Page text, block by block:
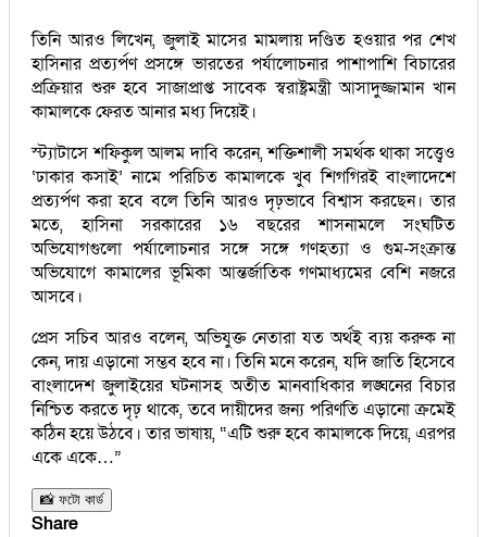
তিনি আরও লিখেন, জুলাই মাসের মামলায় দণ্ডিত হওয়ার পর শেখ
হাসিনার প্রত্যর্পণ প্রসঙ্গে ভারতের পর্যালোচনার পাশাপাশি বিচারের
প্রক্রিয়ার শুরু হবে সাজাপ্রাপ্ত সাবেক স্বরাষ্ট্রমন্ত্রী আসাদুজ্জামান খান
কামালকে ফেরত আনার মধ্য দিয়েই।
স্ট্যাটাসে শফিকুল আলম দাবি করেন, শক্তিশালী সমর্থক থাকা সত্ত্বেও
‘ঢাকার কসাই’ নামে পরিচিত কামালকে খুব শিগগিরই বাংলাদেশে
প্রত্যর্পণ করা হবে বলে তিনি আরও দৃঢ়ভাবে বিশ্বাস করছেন। তার
মতে, হাসিনা সরকারের ১৬ বছরের শাসনামলে সংঘটিত
অভিযোগগুলো পর্যালোচনার সঙ্গে সঙ্গে গণহত্যা ও গুম-সংক্রান্ত
অভিযোগে কামালের ভূমিকা আন্তর্জাতিক গণমাধ্যমের বেশি নজরে
আসবে।
প্রেস সচিব আরও বলেন, অভিযুক্ত নেতারা যত অর্থই ব্যয় করুক না
কেন, দায় এড়ানো সম্ভব হবে না। তিনি মনে করেন, যদি জাতি হিসেবে
বাংলাদেশ জুলাইয়ের ঘটনাসহ অতীত মানবাধিকার লঙ্ঘনের বিচার
নিশ্চিত করতে দৃঢ় থাকে, তবে দায়ীদের জন্য পরিণতি এড়ানো ক্রমেই
কঠিন হয়ে উঠবে। তার ভাষায়, “এটি শুরু হবে কামালকে দিয়ে, এরপর
একে একে…”
📸 ফটো কার্ড
Share